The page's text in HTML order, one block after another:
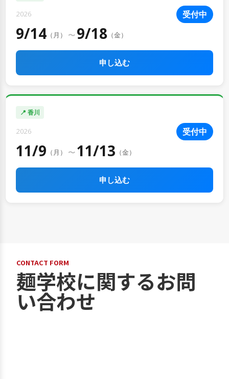
2026 受付中
9/14 （月） 〜 9/18 （金）
申し込む
📍 香川
2026 受付中
11/9 （月） 〜 11/13 （金）
申し込む
CONTACT FORM
麺学校に関するお問
い合わせ